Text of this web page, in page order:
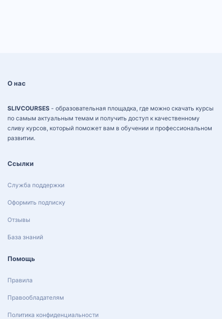
О нас
SLIVCOURSES - образовательная площадка, где можно скачать курсы
по самым актуальным темам и получить доступ к качественному
сливу курсов, который поможет вам в обучении и профессиональном
развитии.
Ссылки
Служба поддержки
Оформить подписку
Отзывы
База знаний
Помощь
Правила
Правообладателям
Политика конфиденциальности